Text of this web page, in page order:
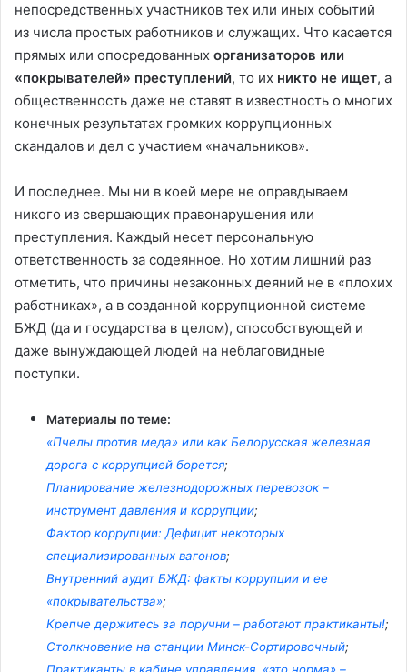
непосредственных участников тех или иных событий
из числа простых работников и служащих. Что касается
прямых или опосредованных организаторов или
«покрывателей» преступлений, то их никто не ищет, а
общественность даже не ставят в известность о многих
конечных результатах громких коррупционных
скандалов и дел с участием «начальников».
И последнее. Мы ни в коей мере не оправдываем
никого из свершающих правонарушения или
преступления. Каждый несет персональную
ответственность за содеянное. Но хотим лишний раз
отметить, что причины незаконных деяний не в «плохих
работниках», а в созданной коррупционной системе
БЖД (да и государства в целом), способствующей и
даже вынуждающей людей на неблаговидные
поступки.
Материалы по теме:
«Пчелы против меда» или как Белорусская железная
дорога с коррупцией борется;
Планирование железнодорожных перевозок –
инструмент давления и коррупции;
Фактор коррупции: Дефицит некоторых
специализированных вагонов;
Внутренний аудит БЖД: факты коррупции и ее
«покрывательства»;
Крепче держитесь за поручни – работают практиканты!;
Столкновение на станции Минск-Сортировочный;